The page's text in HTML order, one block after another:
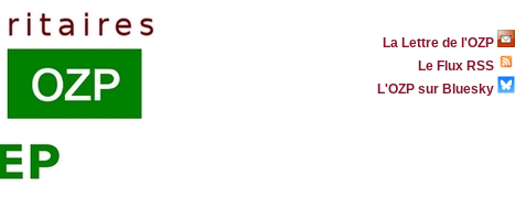
La Lettre de l'OZP
Le Flux RSS
L'OZP sur Bluesky